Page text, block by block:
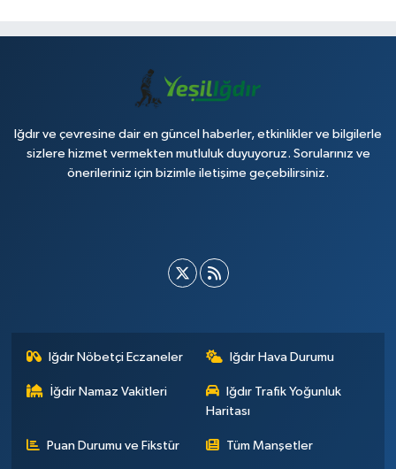
Iğdır ve çevresine dair en güncel haberler, etkinlikler ve bilgilerle
sizlere hizmet vermekten mutluluk duyuyoruz. Sorularınız ve
önerileriniz için bizimle iletişime geçebilirsiniz.
Iğdır Nöbetçi Eczaneler Iğdır Hava Durumu
İğdir Namaz Vakitleri
Iğdır Trafik Yoğunluk
Haritası
Puan Durumu ve Fikstür Tüm Manşetler